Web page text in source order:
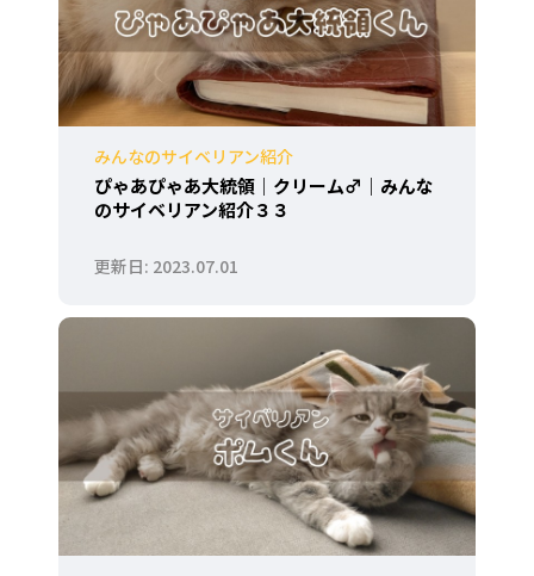
みんなのサイベリアン紹介
ぴゃあぴゃあ大統領｜クリーム♂｜みんな
のサイベリアン紹介３３
2023.07.01